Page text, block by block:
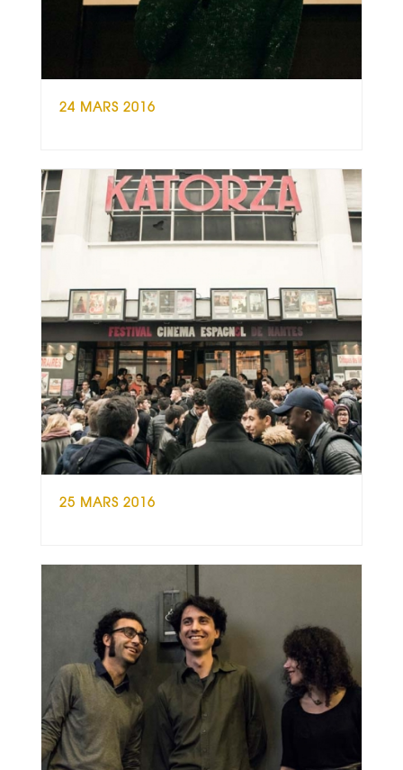
24 MARS 2016
25 MARS 2016